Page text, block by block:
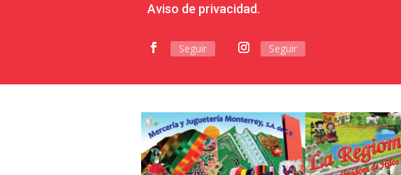
Aviso de privacidad.
Seguir Seguir